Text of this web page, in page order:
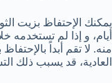
منه. لا تقم أبداً
العادية، قد يسبب ذلك